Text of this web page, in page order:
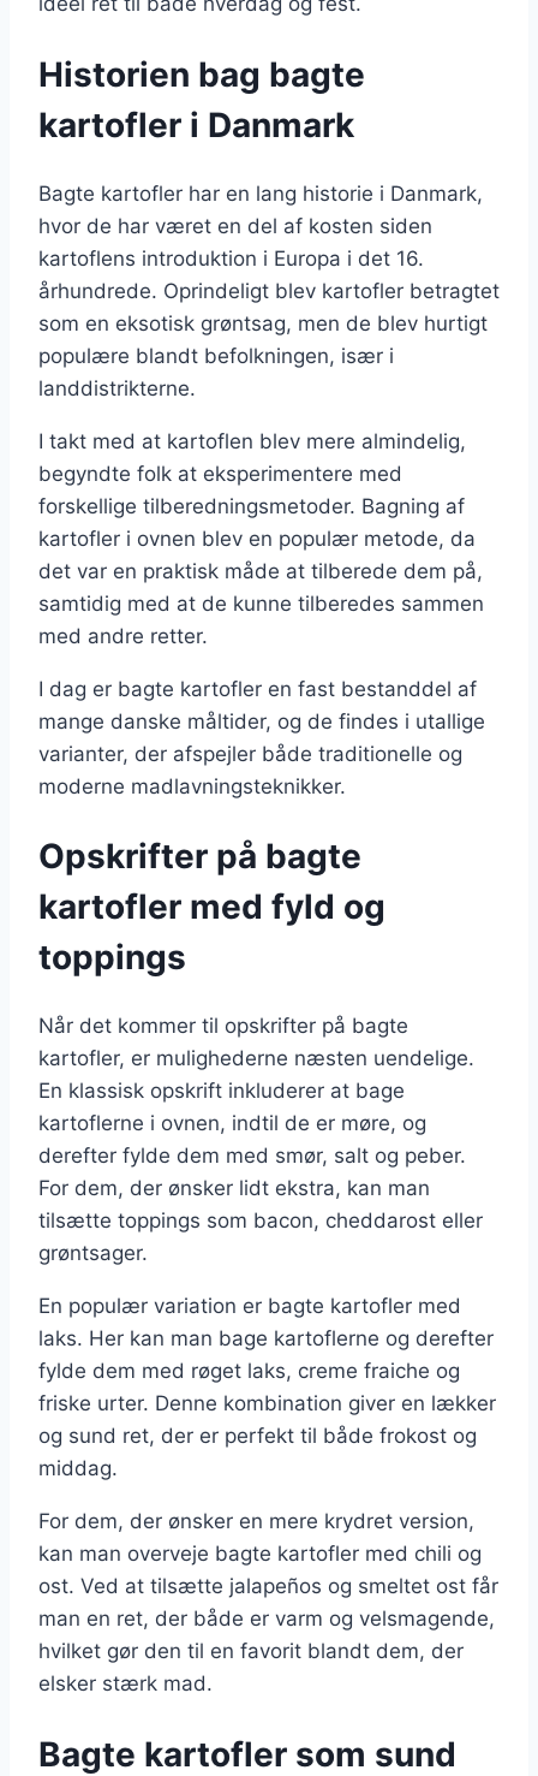
Historien bag bagte
kartofler i Danmark
Bagte kartofler har en lang historie i Danmark,
hvor de har været en del af kosten siden
kartoflens introduktion i Europa i det 16.
århundrede. Oprindeligt blev kartofler betragtet
som en eksotisk grøntsag, men de blev hurtigt
populære blandt befolkningen, især i
landdistrikterne.
I takt med at kartoflen blev mere almindelig,
begyndte folk at eksperimentere med
forskellige tilberedningsmetoder. Bagning af
kartofler i ovnen blev en populær metode, da
det var en praktisk måde at tilberede dem på,
samtidig med at de kunne tilberedes sammen
med andre retter.
I dag er bagte kartofler en fast bestanddel af
mange danske måltider, og de findes i utallige
varianter, der afspejler både traditionelle og
moderne madlavningsteknikker.
Opskrifter på bagte
kartofler med fyld og
toppings
Når det kommer til opskrifter på bagte
kartofler, er mulighederne næsten uendelige.
En klassisk opskrift inkluderer at bage
kartoflerne i ovnen, indtil de er møre, og
derefter fylde dem med smør, salt og peber.
For dem, der ønsker lidt ekstra, kan man
tilsætte toppings som bacon, cheddarost eller
grøntsager.
En populær variation er bagte kartofler med
laks. Her kan man bage kartoflerne og derefter
fylde dem med røget laks, creme fraiche og
friske urter. Denne kombination giver en lækker
og sund ret, der er perfekt til både frokost og
middag.
For dem, der ønsker en mere krydret version,
kan man overveje bagte kartofler med chili og
ost. Ved at tilsætte jalapeños og smeltet ost får
man en ret, der både er varm og velsmagende,
hvilket gør den til en favorit blandt dem, der
elsker stærk mad.
Bagte kartofler som sund